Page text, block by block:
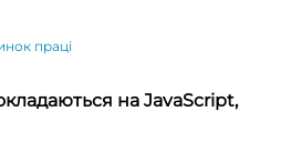
праці
на JavaScript,